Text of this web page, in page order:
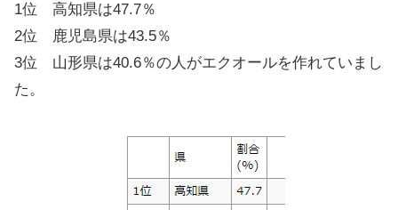
1位 高知県は47.7％
2位 鹿児島県は43.5％
3位 山形県は40.6％の人がエクオールを作れていまし
た。